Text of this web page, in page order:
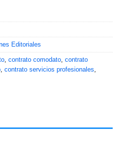
Editoriales
contrato comodato contrato
contrato servicios profesionales